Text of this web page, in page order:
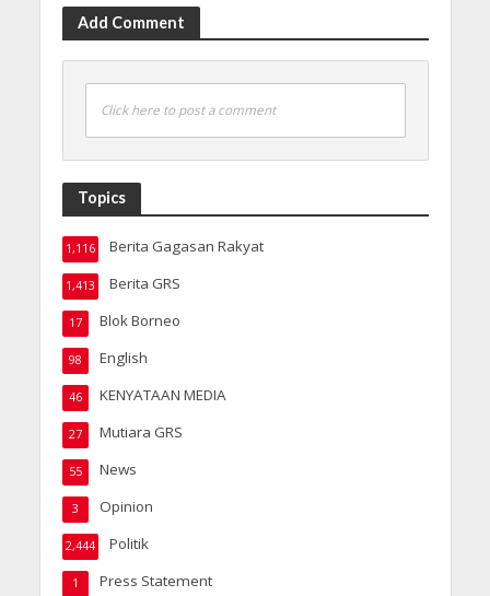
Add Comment
Click here to post a comment
Topics
Berita Gagasan Rakyat
1,116
Berita GRS
1,413
Blok Borneo
17
English
98
KENYATAAN MEDIA
46
Mutiara GRS
27
News
55
Opinion
3
Politik
2,444
Press Statement
1